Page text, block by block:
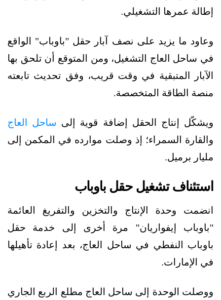
إطالة عمرها التشغيلي.
وعاود ما يزيد على نصف آبار حقل "باوباب" الواقع
في ساحل العاج التشغيل، ومن المتوقع أن تلحق بها
الآبار المتبقية في وقت قريب، وفق تحديث تابعته
منصة الطاقة المتخصصة.
ويشكّل إنتاج الحقل إضافة قوية إلى ساحل العاج
والقارة السمراء؛ إذ وصلت موارده في المكمن إلى
مليار برميل.
استئناف تشغيل حقل باوباب
انضمت وحدة الإنتاج والتخزين والتفريغ العائمة
"باوباب إيفواريان" مرة أخرى إلى خدمة حقل
باوباب النفطي في ساحل العاج، بعد إعادة تأهيلها
في الإمارات.
ووصلت الوحدة إلى ساحل العاج مطلع الربع الجاري